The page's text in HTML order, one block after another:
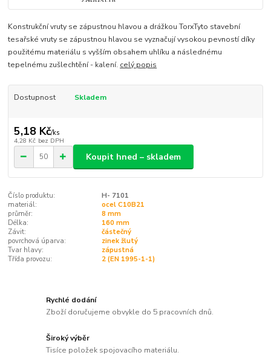
Konstrukční vruty se zápustnou hlavou a drážkou TorxTyto stavební
tesařské vruty se zápustnou hlavou se vyznačují vysokou pevností díky
použitému materiálu s vyšším obsahem uhlíku a následnému
tepelnému zušlechtění - kalení. celý popis
Dostupnost Skladem
5,18 Kč/ks
4,28 Kč bez DPH
Koupit hned – skladem
Číslo produktu:
H- 7101
materiál:
ocel C10B21
průměr:
8 mm
Délka:
160 mm
Závit:
částečný
povrchová úparva:
zinek žlutý
Tvar hlavy:
zápustná
Třída provozu:
2 (EN 1995-1-1)
Rychlé dodání
Zboží doručujeme obvykle do 5 pracovních dnů.
Široký výběr
Tisíce položek spojovacího materiálu.